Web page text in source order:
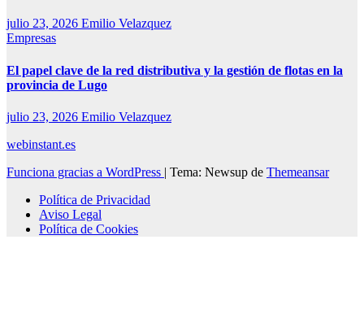
julio 23, 2026 Emilio Velazquez
Empresas
El papel clave de la red distributiva y la gestión de flotas en la
provincia de Lugo
julio 23, 2026 Emilio Velazquez
webinstant.es
Funciona gracias a WordPress | Tema: Newsup de Themeansar
Política de Privacidad
Aviso Legal
Política de Cookies